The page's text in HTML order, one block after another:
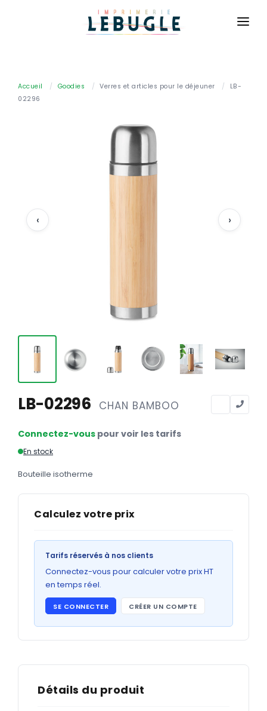
BASIQUE
Cartes de correspondance
Dépliants
Affiches
Enveloppes
Sous-mains
Bloc-notes
Chemises
Pochettes administratives
Tampons
Liasses
Carnets
GRAND FORMAT
Posters
Abribus
Plans
Panneaux
CONTACT
Accueil / Goodies / Verres et articles pour le déjeuner /
LB-
02296
‹ ›
LB-02296 CHAN BAMBOO
Connectez-vous pour voir les tarifs
En stock
Bouteille isotherme
Calculez votre prix
Tarifs réservés à nos clients
Connectez-vous pour calculer votre prix HT
en temps réel.
SE CONNECTER CRÉER UN COMPTE
Détails du produit